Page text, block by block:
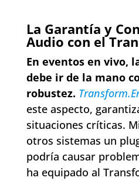
La Garantía y
Audio con el
En eventos en vivo,
debe ir de la mano
robustez.
este aspecto,
situaciones críticas.
otros sistemas un
podría causar
ha equipado al